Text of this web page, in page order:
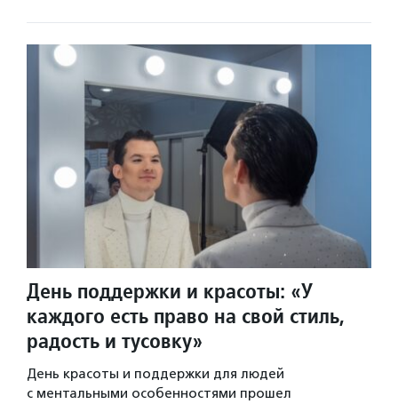
День поддержки и красоты: «У
каждого есть право на свой стиль,
радость и тусовку»
День красоты и поддержки для людей
с ментальными особенностями прошел